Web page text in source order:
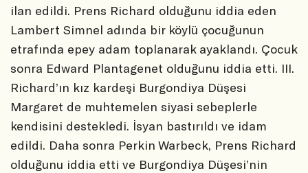
ilan edildi. Prens Richard olduğunu iddia eden
Lambert Simnel adında bir köylü çocuğunun
etrafında epey adam toplanarak ayaklandı. Çocuk
sonra Edward Plantagenet olduğunu iddia etti. III.
Richard’ın kız kardeşi Burgondiya Düşesi
Margaret de muhtemelen siyasi sebeplerle
kendisini destekledi. İsyan bastırıldı ve idam
edildi. Daha sonra Perkin Warbeck, Prens Richard
olduğunu iddia etti ve Burgondiya Düşesi’nin